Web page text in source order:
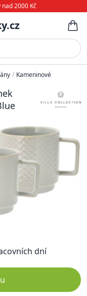
2000 Kč
/ Kameninové
dní